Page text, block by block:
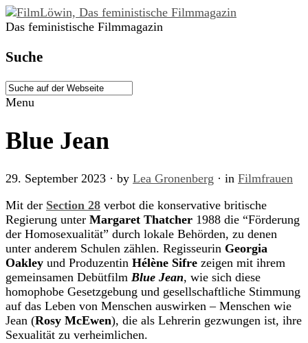
Das feministische Filmmagazin
Suche
Menu
Blue Jean
29. September 2023 · by Lea Gronenberg · in Filmfrauen
Mit der Section 28 verbot die konservative britische
Regierung unter Margaret Thatcher 1988 die “Förderung
der Homosexualität” durch lokale Behörden, zu denen
unter anderem Schulen zählen. Regisseurin Georgia
Oakley und Produzentin Hélène Sifre zeigen mit ihrem
gemeinsamen Debütfilm Blue Jean, wie sich diese
homophobe Gesetzgebung und gesellschaftliche Stimmung
auf das Leben von Menschen auswirken – Menschen wie
Jean (Rosy McEwen), die als Lehrerin gezwungen ist, ihre
Sexualität zu verheimlichen.